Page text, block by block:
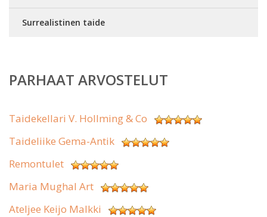
Surrealistinen taide
PARHAAT ARVOSTELUT
Taidekellari V. Hollming & Co
Taideliike Gema-Antik
Remontulet
Maria Mughal Art
Ateljee Keijo Malkki